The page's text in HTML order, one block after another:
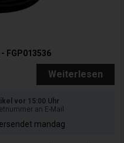
FGP013536
Weiterlesen
vor 15:00 Uhr
an E-Mail
mandag